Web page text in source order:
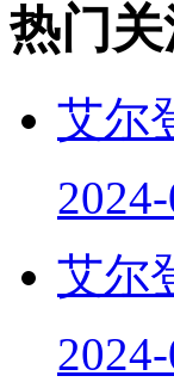
热门关
艾尔
艾尔